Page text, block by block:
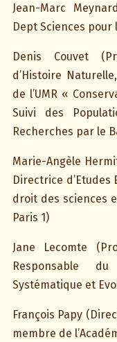
Jean-Marc
Dept Sciences pour
Denis Couvet
d’Histoire
de l’UMR «
Suivi des
Recherches par le
Marie-Angèle
Directrice d’Etudes
droit des sciences
Paris 1)
Jane Lecomte
Responsable
Systématique et
François Papy
membre de